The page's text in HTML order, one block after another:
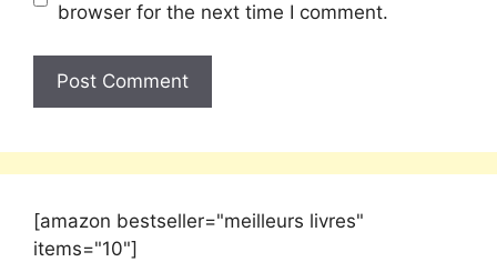
browser for the next time I comment.
[amazon bestseller="meilleurs livres"
items="10"]